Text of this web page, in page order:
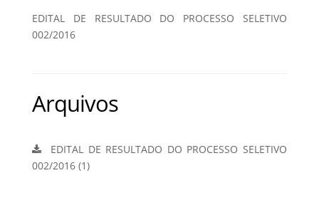
EDITAL DE RESULTADO DO PROCESSO SELETIVO
002/2016
Arquivos
EDITAL DE RESULTADO DO PROCESSO SELETIVO
002/2016 (1)